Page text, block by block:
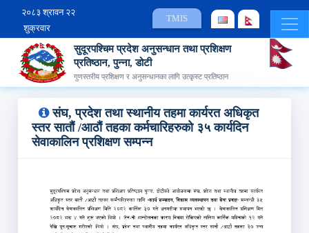
२०८३ श्रावन २२
शुक्रवार
TMIS
सुदूरपश्चिम प्रदेश अनुसन्धान तथा प्रशिक्षण
प्रतिष्ठान, पुन्ना, डोटी
गुणस्तरीय प्रशिक्षण र अनुसन्धानका लागि उत्कृस्ट प्रतिष्ठान
संघ, प्रदेश तथा स्‍थानीय तहमा कार्यरत अधिकृत
स्तर सातौं /आठौं तहका कर्मचारिहरुको ३५ कार्यदिन
सेवाकालिन प्रशिक्षण सम्‍पन्‍न